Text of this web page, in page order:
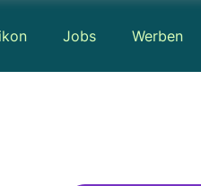
Jobs Werben